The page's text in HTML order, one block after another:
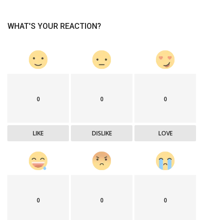
WHAT'S YOUR REACTION?
0
LIKE
0
DISLIKE
0
LOVE
0 0 0